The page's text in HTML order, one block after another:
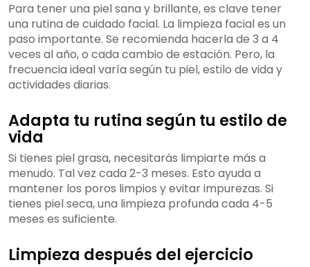
Para tener una piel sana y brillante, es clave tener
una rutina de cuidado facial. La limpieza facial es un
paso importante. Se recomienda hacerla de 3 a 4
veces al año, o cada cambio de estación. Pero, la
frecuencia ideal varía según tu piel, estilo de vida y
actividades diarias.
Adapta tu rutina según tu estilo de
vida
Si tienes piel grasa, necesitarás limpiarte más a
menudo. Tal vez cada 2-3 meses. Esto ayuda a
mantener los poros limpios y evitar impurezas. Si
tienes piel seca, una limpieza profunda cada 4-5
meses es suficiente.
Limpieza después del ejercicio